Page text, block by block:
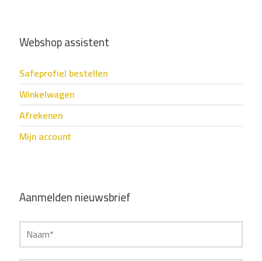
Webshop assistent
Safeprofiel bestellen
Winkelwagen
Afrekenen
Mijn account
Aanmelden nieuwsbrief